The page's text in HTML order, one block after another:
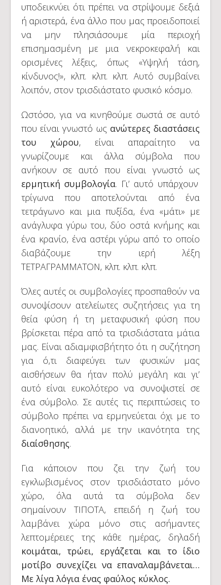
υποδεικνύει ότι πρέπει να στρίψουμε δεξιά
ή αριστερά, ένα άλλο που μας προειδοποιεί
να μην πλησιάσουμε μία περιοχή
επισημασμένη με μια νεκροκεφαλή και
ορισμένες λέξεις, όπως «Υψηλή τάση,
κίνδυνος!», κλπ. κλπ. κλπ. Αυτό συμβαίνει
λοιπόν, στον τρισδιάστατο φυσικό κόσμο.
Ωστόσο, για να κινηθούμε σωστά σε αυτό
που είναι γνωστό ως ανώτερες διαστάσεις
του χώρου, είναι απαραίτητο να
γνωρίζουμε και άλλα σύμβολα που
ανήκουν σε αυτό που είναι γνωστό ως
ερμητική συμβολογία. Γι’ αυτό υπάρχουν
τρίγωνα που αποτελούνται από ένα
τετράγωνο και μια πυξίδα, ένα «μάτι» με
ανάγλυφα γύρω του, δύο οστά κνήμης και
ένα κρανίο, ένα αστέρι γύρω από το οποίο
διαβάζουμε την ιερή λέξη
ΤΕΤΡΑΓΡΑΜΜΑΤΟΝ, κλπ. κλπ. κλπ.
Όλες αυτές οι συμβολογίες προσπαθούν να
συνοψίσουν ατελείωτες συζητήσεις για τη
θεία φύση ή τη μεταφυσική φύση που
βρίσκεται πέρα από τα τρισδιάστατα μάτια
μας. Είναι αδιαμφισβήτητο ότι η συζήτηση
για ό,τι διαφεύγει των φυσικών μας
αισθήσεων θα ήταν πολύ μεγάλη και γι’
αυτό είναι ευκολότερο να συνοψιστεί σε
ένα σύμβολο. Σε αυτές τις περιπτώσεις το
σύμβολο πρέπει να ερμηνεύεται όχι με το
διανοητικό, αλλά με την ικανότητα της
διαίσθησης.
Για κάποιον που ζει την ζωή του
εγκλωβισμένος στον τρισδιάστατο μόνο
χώρο, όλα αυτά τα σύμβολα δεν
σημαίνουν ΤΙΠΟΤΑ, επειδή η ζωή του
λαμβάνει χώρα μόνο στις ασήμαντες
λεπτομέρειες της κάθε ημέρας, δηλαδή
κοιμάται, τρώει, εργάζεται και το ίδιο
μοτίβο συνεχίζει να επαναλαμβάνεται…
Με λίγα λόγια ένας φαύλος κύκλος.